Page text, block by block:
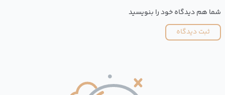
شما هم دیدگاه خود را بنویسید
ثبت دیدگاه